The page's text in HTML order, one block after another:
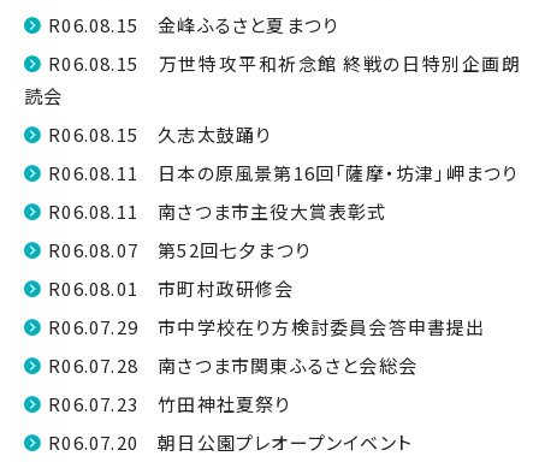
R06.08.15 金峰ふるさと夏まつり
R06.08.15 万世特攻平和祈念館 終戦の日特別企画朗
読会
R06.08.15 久志太鼓踊り
R06.08.11 日本の原風景第16回「薩摩・坊津」岬まつり
R06.08.11 南さつま市主役大賞表彰式
R06.08.07 第52回七夕まつり
R06.08.01 市町村政研修会
R06.07.29 市中学校在り方検討委員会答申書提出
R06.07.28 南さつま市関東ふるさと会総会
R06.07.23 竹田神社夏祭り
R06.07.20 朝日公園プレオープンイベント